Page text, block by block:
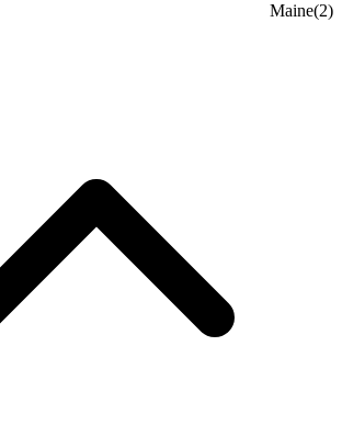
Maine(2)